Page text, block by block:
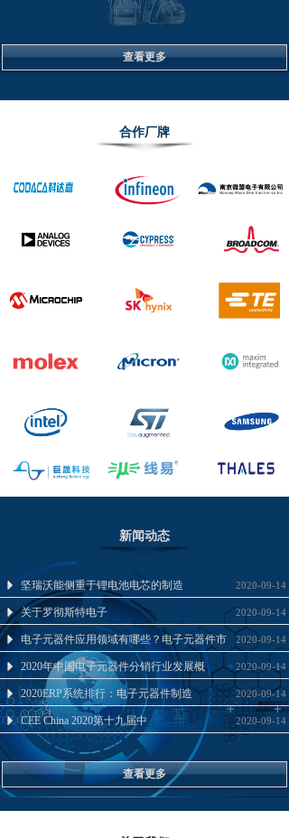
查看更多
合作厂牌
新闻动态
坚瑞沃能侧重于锂电池电芯的制造 2020-09-14
关于罗彻斯特电子 2020-09-14
电子元器件应用领域有哪些？电子元器件市 2020-09-14
2020年中国电子元器件分销行业发展概 2020-09-14
2020ERP系统排行：电子元器件制造 2020-09-14
CEE China 2020第十九届中 2020-09-14
查看更多